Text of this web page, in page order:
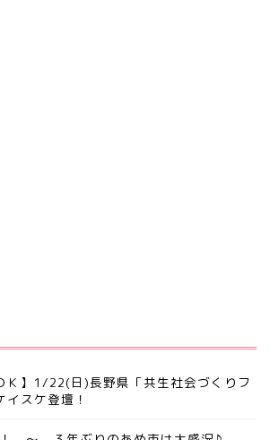
Ｋ】1/22(日)長野県「共生社会づくりフ
スケ登壇！